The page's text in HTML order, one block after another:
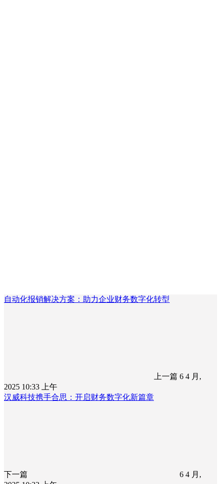
自动化报销解决方案：助力企业财务数字化转型
上一篇 6 4 月,
2025 10:33 上午
汉威科技携手合思：开启财务数字化新篇章
下一篇
6 4 月,